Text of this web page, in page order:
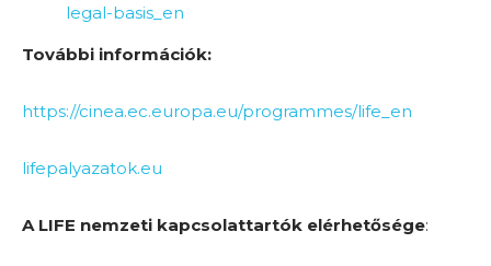
legal-basis_en
További információk:
https://cinea.ec.europa.eu/programmes/life_en
lifepalyazatok.eu
A LIFE nemzeti kapcsolattartók elérhetősége: